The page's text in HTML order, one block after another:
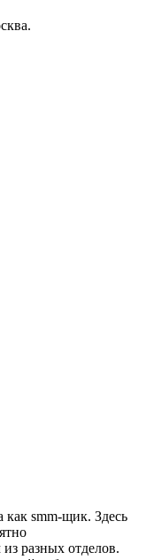
как smm-щик. Здесь
разных отделов.